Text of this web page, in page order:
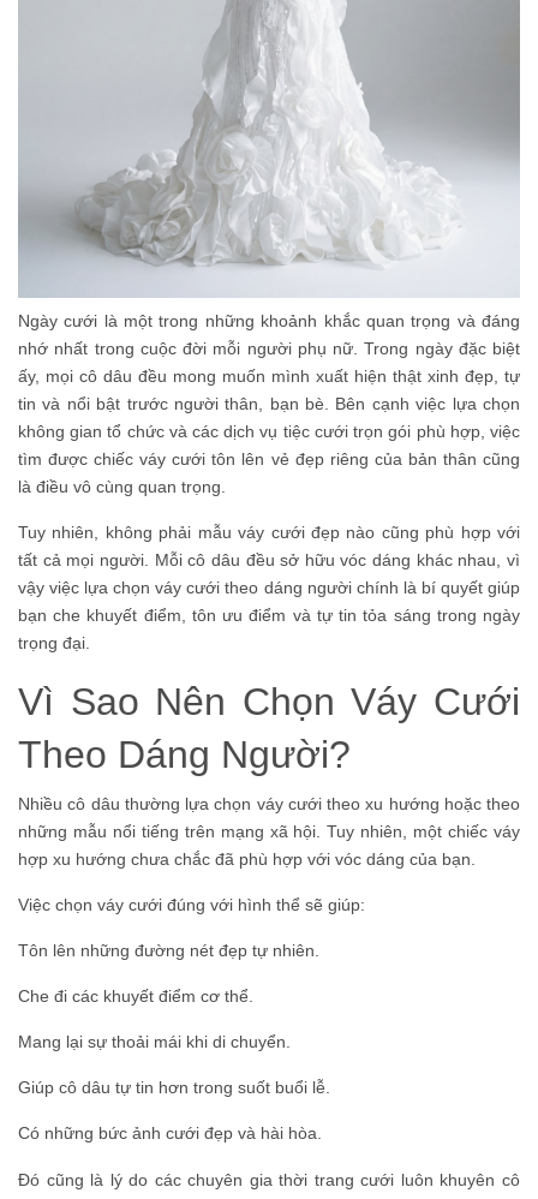
Ngày cưới là một trong những khoảnh khắc quan trọng và đáng
nhớ nhất trong cuộc đời mỗi người phụ nữ. Trong ngày đặc biệt
ấy, mọi cô dâu đều mong muốn mình xuất hiện thật xinh đẹp, tự
tin và nổi bật trước người thân, bạn bè. Bên cạnh việc lựa chọn
không gian tổ chức và các dịch vụ tiệc cưới trọn gói phù hợp, việc
tìm được chiếc váy cưới tôn lên vẻ đẹp riêng của bản thân cũng
là điều vô cùng quan trọng.
Tuy nhiên, không phải mẫu váy cưới đẹp nào cũng phù hợp với
tất cả mọi người. Mỗi cô dâu đều sở hữu vóc dáng khác nhau, vì
vậy việc lựa chọn váy cưới theo dáng người chính là bí quyết giúp
bạn che khuyết điểm, tôn ưu điểm và tự tin tỏa sáng trong ngày
trọng đại.
Vì Sao Nên Chọn Váy Cưới
Theo Dáng Người?
Nhiều cô dâu thường lựa chọn váy cưới theo xu hướng hoặc theo
những mẫu nổi tiếng trên mạng xã hội. Tuy nhiên, một chiếc váy
hợp xu hướng chưa chắc đã phù hợp với vóc dáng của bạn.
Việc chọn váy cưới đúng với hình thể sẽ giúp:
Tôn lên những đường nét đẹp tự nhiên.
Che đi các khuyết điểm cơ thể.
Mang lại sự thoải mái khi di chuyển.
Giúp cô dâu tự tin hơn trong suốt buổi lễ.
Có những bức ảnh cưới đẹp và hài hòa.
Đó cũng là lý do các chuyên gia thời trang cưới luôn khuyên cô